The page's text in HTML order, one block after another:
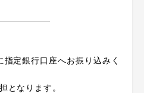
定銀行口座へお振り込みく
となります。